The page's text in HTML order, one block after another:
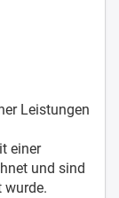
Leistungen
einer
und sind
wurde.